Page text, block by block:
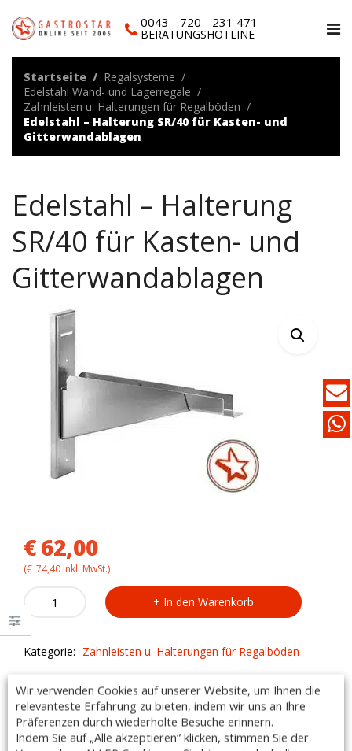
0043 - 720 - 231 471
BERATUNGSHOTLINE
Startseite
Regalsysteme
Edelstahl Wand- und Lagerregale
Zahnleisten u. Halterungen für Regalböden
Edelstahl – Halterung SR/40 für Kasten- und
Gitterwandablagen
Edelstahl – Halterung
SR/40 für Kasten- und
Gitterwandablagen
€62,00
(€ 74,40 inkl. MwSt.)
-
SR/40
für
und
Gitterwandablagen
quantity
In den Warenkorb
Kategorie: Zahnleisten u. Halterungen für Regalböden
Beschreibung
Edelstahl – Halterung SR/40
fürKasten- und Gitterwandablagen
Wir verwenden Cookies auf unserer Website, um Ihnen die
relevanteste Erfahrung zu bieten, indem wir uns an Ihre
Präferenzen durch wiederholte Besuche erinnern.
Indem Sie auf „Alle akzeptieren“ klicken, stimmen Sie der